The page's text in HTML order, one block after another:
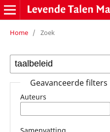
Home / Zoek
Geavanceerde filters
Auteurs